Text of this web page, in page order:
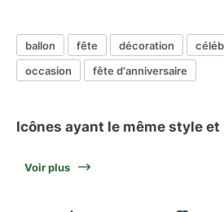
ballon fête décoration
occasion
fête d'anniversaire
Icônes ayant le même style
Voir plus